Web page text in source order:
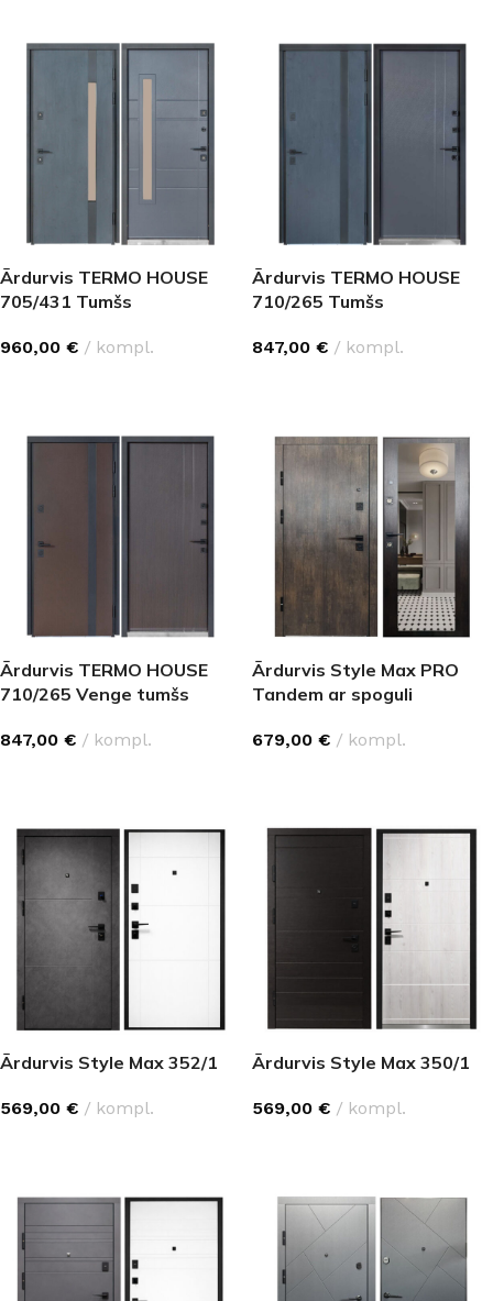
Ārdurvis TERMO HOUSE
705/431 Tumšs
960,00 € kompl.
Ārdurvis TERMO HOUSE
710/265 Tumšs
847,00 € kompl.
Ārdurvis TERMO HOUSE
710/265 Venge tumšs
847,00 € kompl.
Ārdurvis Style Max PRO
Tandem ar spoguli
679,00 € kompl.
Ārdurvis Style Max 352/1
569,00 € kompl.
Ārdurvis Style Max 350/1
569,00 € kompl.